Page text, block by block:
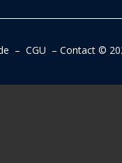
– CGU – Contact©